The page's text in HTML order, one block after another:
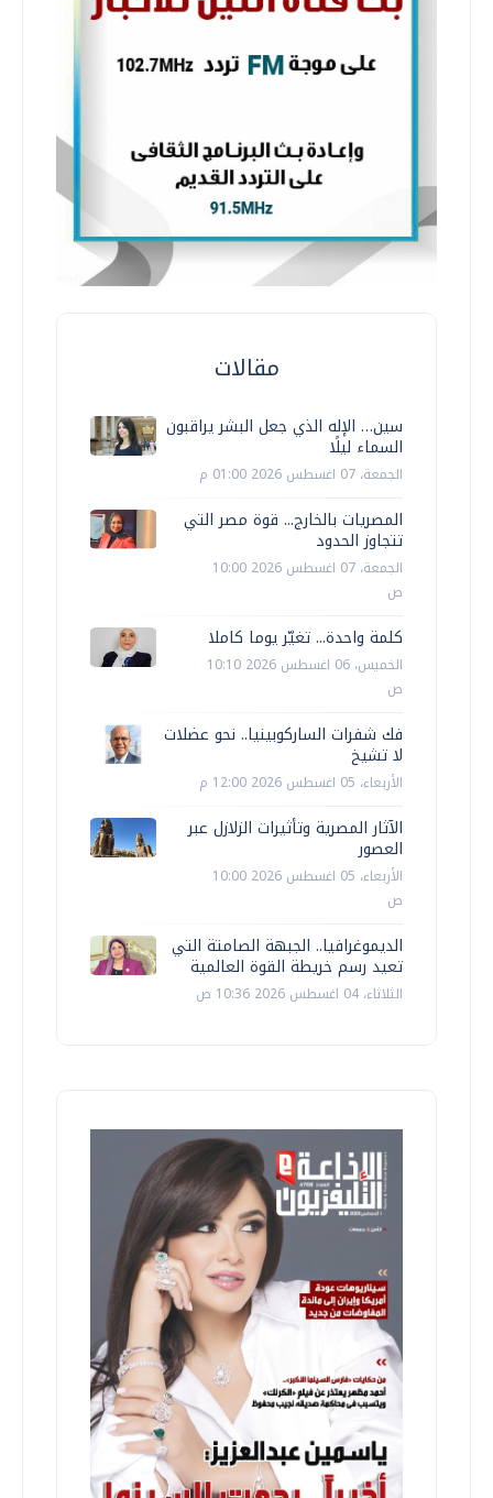
مقالات
سين… الإله الذي جعل البشر يراقبون
السماء ليلًا
الجمعة، 07 اغسطس 2026 01:00 م
المصريات بالخارج... قوة مصر التي
تتجاوز الحدود
الجمعة، 07 اغسطس 2026 10:00
ص
كلمة واحدة... تغيّر يوما كاملا
الخميس، 06 اغسطس 2026 10:10
ص
فك شفرات الساركوبينيا.. نحو عضلات
لا تشيخ
الأربعاء، 05 اغسطس 2026 12:00 م
الآثار المصرية وتأثيرات الزلازل عبر
العصور
الأربعاء، 05 اغسطس 2026 10:00
ص
الديموغرافيا.. الجبهة الصامتة التي
تعيد رسم خريطة القوة العالمية
الثلاثاء، 04 اغسطس 2026 10:36 ص